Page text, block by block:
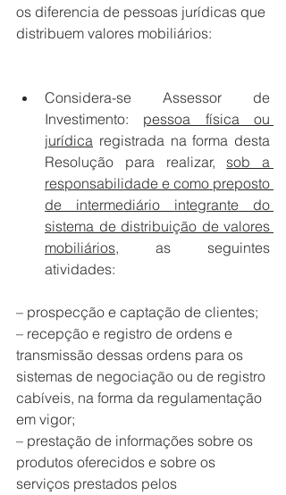
os diferencia de pessoas jurídicas que
distribuem valores mobiliários:
Considera-se Assessor de
Investimento: pessoa física ou
jurídica registrada na forma desta
Resolução para realizar, sob a
responsabilidade e como preposto
de intermediário integrante do
sistema de distribuição de valores
mobiliários, as seguintes
atividades:
– prospecção e captação de clientes;
– recepção e registro de ordens e
transmissão dessas ordens para os
sistemas de negociação ou de registro
cabíveis, na forma da regulamentação
em vigor;
– prestação de informações sobre os
produtos oferecidos e sobre os
serviços prestados pelos